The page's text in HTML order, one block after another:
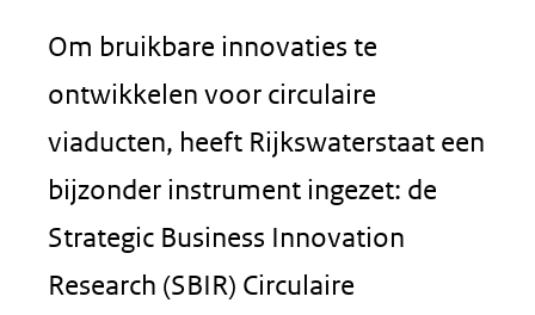
Om bruikbare innovaties te
ontwikkelen voor circulaire
viaducten, heeft Rijkswaterstaat een
bijzonder instrument ingezet: de
Strategic Business Innovation
Research (SBIR) Circulaire